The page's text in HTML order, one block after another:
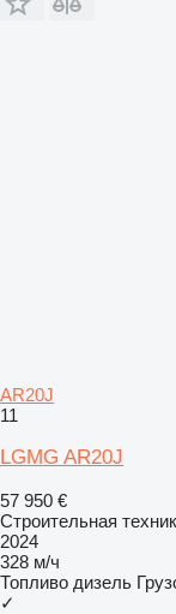
AR20J
11
LGMG AR20J
57 950 €
Строительная
2024
328 м/ч
Топливо дизель
✓